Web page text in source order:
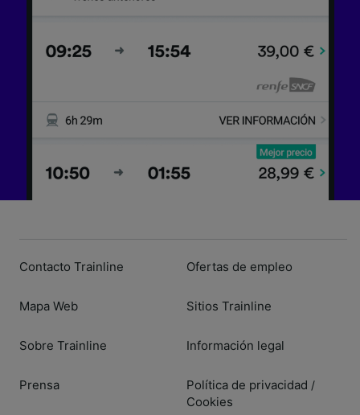
Contacto Trainline
Mapa Web
Sobre Trainline
Prensa
Ofertas de empleo
Sitios Trainline
Información legal
Política de privacidad /
Cookies